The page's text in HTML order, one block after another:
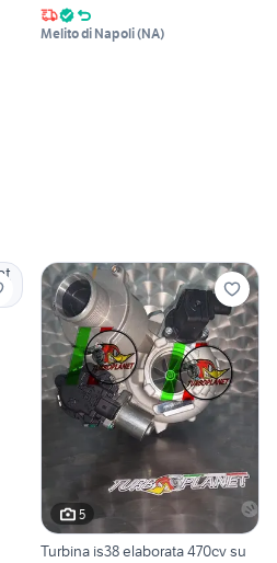
Melito di Napoli(NA)
5
Turbina is38 elaborata 470cv su